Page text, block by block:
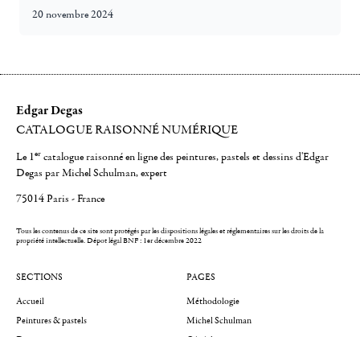
20 novembre 2024
Edgar Degas
CATALOGUE RAISONNÉ NUMÉRIQUE
Le 1er catalogue raisonné en ligne des peintures, pastels et dessins d'Edgar
Degas par Michel Schulman, expert
75014 Paris - France
Tous les contenus de ce site sont protégés par les dispositions légales et réglementaires sur les droits de la
propriété intellectuelle.Dépot légal BNF : 1er décembre 2022
SECTIONS
Accueil
Peintures & pastels
PAGES
Méthodologie
Michel Schulman